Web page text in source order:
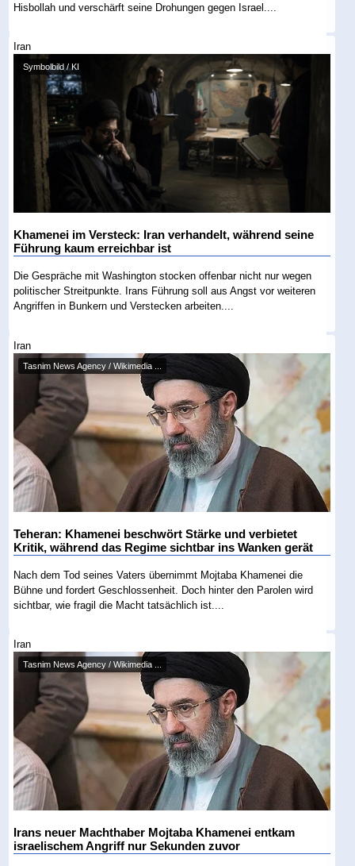
Hisbollah und verschärft seine Drohungen gegen Israel....
Iran
Symbolbild / KI
Khamenei im Versteck: Iran verhandelt, während seine
Führung kaum erreichbar ist
Die Gespräche mit Washington stocken offenbar nicht nur wegen
politischer Streitpunkte. Irans Führung soll aus Angst vor weiteren
Angriffen in Bunkern und Verstecken arbeiten....
Iran
Tasnim News Agency / Wikimedia ...
Teheran: Khamenei beschwört Stärke und verbietet
Kritik, während das Regime sichtbar ins Wanken gerät
Nach dem Tod seines Vaters übernimmt Mojtaba Khamenei die
Bühne und fordert Geschlossenheit. Doch hinter den Parolen wird
sichtbar, wie fragil die Macht tatsächlich ist....
Iran
Tasnim News Agency / Wikimedia ...
Irans neuer Machthaber Mojtaba Khamenei entkam
israelischem Angriff nur Sekunden zuvor